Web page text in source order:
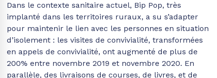
Dans le contexte sanitaire actuel, Bip Pop, très
implanté dans les territoires ruraux, a su s’adapter
pour maintenir le lien avec les personnes en situation
d’isolement : les visites de convivialité, transformées
en appels de convivialité, ont augmenté de plus de
200% entre novembre 2019 et novembre 2020. En
parallèle, des livraisons de courses, de livres, et de